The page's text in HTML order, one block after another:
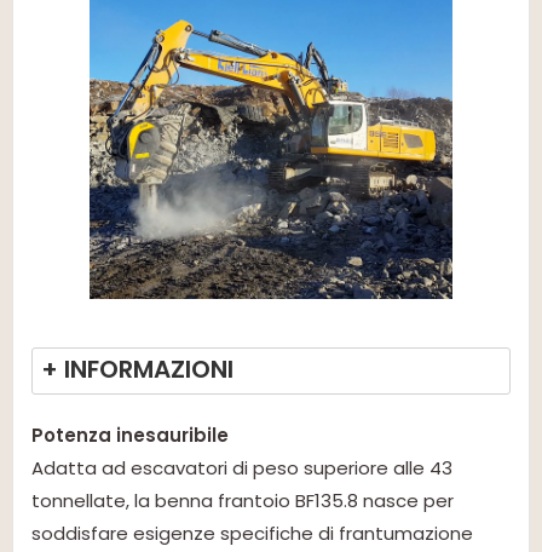
+ INFORMAZIONI
Potenza inesauribile
Adatta ad escavatori di peso superiore alle 43
tonnellate, la benna frantoio BF135.8 nasce per
soddisfare esigenze specifiche di frantumazione